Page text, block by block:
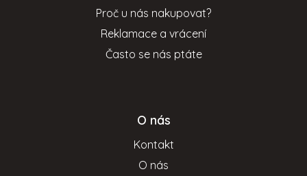
Proč u nás nakupovat?
Reklamace a vrácení
Často se nás ptáte
O nás
Kontakt
O nás